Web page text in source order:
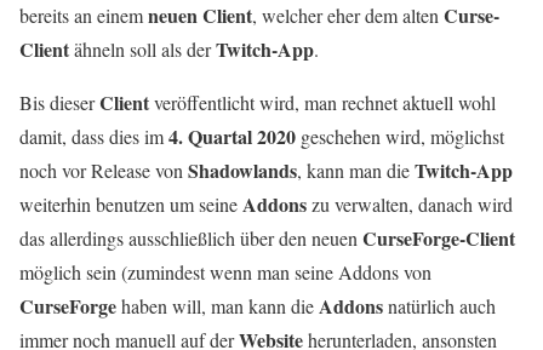
bereits an einemneuen Client, welcher eher dem alten Curse-
Clientähneln soll als derTwitch-App.
Bis dieserClientveröffentlicht wird, man rechnet aktuell wohl
damit, dass dies im4. Quartal 2020 geschehen wird, möglichst
noch vor Release von Shadowlands, kann man dieTwitch-App
weiterhin benutzen um seineAddonszu verwalten, danach wird
das allerdings ausschließlich über den neuen CurseForge-Client
möglich sein (zumindest wenn man seine Addons von
CurseForgehaben will, man kann dieAddonsnatürlich auch
immer noch manuell auf derWebsiteherunterladen, ansonsten